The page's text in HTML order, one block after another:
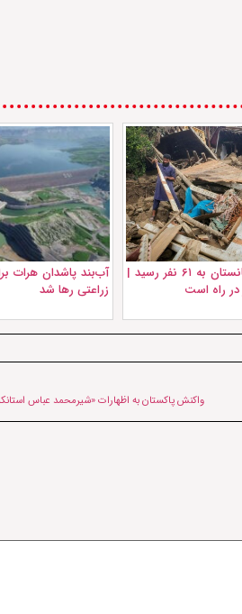
تلفات سیل در افغانستان به ۶۱ نفر رسید |
در راه است
آب‌بند پاشدان هرات
زراعتی رها شد
واکنش پاکستان به اظهارات «شیرمحمد عباس